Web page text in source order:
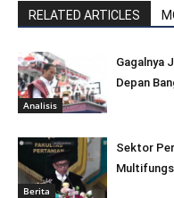
RELATED ARTICLES
Analisis
Gagalnya
Depan
Berita
Sektor